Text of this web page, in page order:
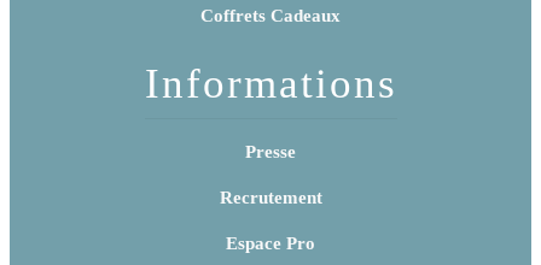
Coffrets Cadeaux
Informations
Presse
Recrutement
Espace Pro